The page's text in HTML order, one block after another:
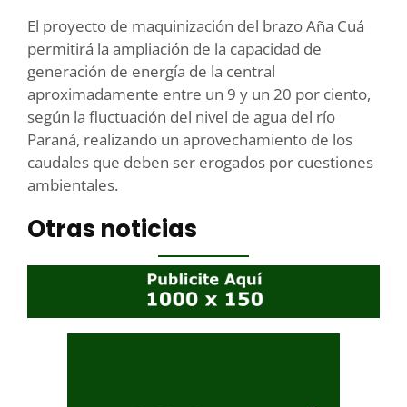
El proyecto de maquinización del brazo Aña Cuá
permitirá la ampliación de la capacidad de
generación de energía de la central
aproximadamente entre un 9 y un 20 por ciento,
según la fluctuación del nivel de agua del río
Paraná, realizando un aprovechamiento de los
caudales que deben ser erogados por cuestiones
ambientales.
Otras noticias